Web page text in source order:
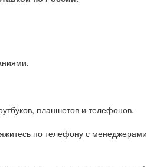
планшетов и телефонов.
по телефону с менеджерами